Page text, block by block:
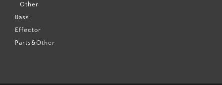
Other
Bass
Effector
Parts&Other